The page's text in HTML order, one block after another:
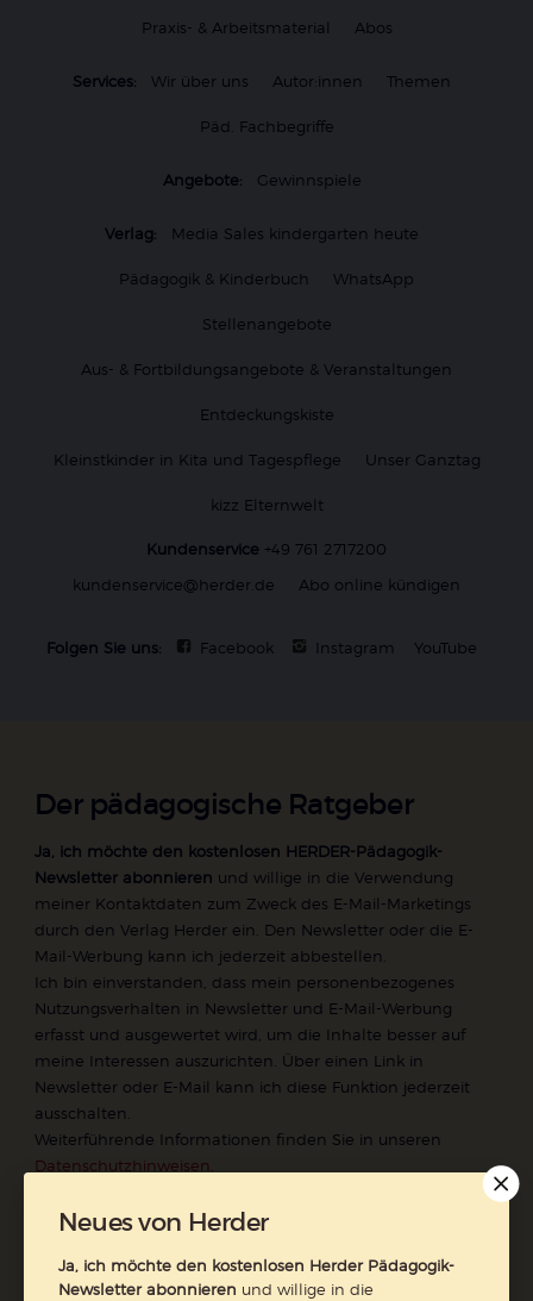
Praxis- & Arbeitsmaterial Abos
Services: Wir über uns Autor:innen Themen
Päd. Fachbegriffe
Angebote: Gewinnspiele
Verlag: Media Sales kindergarten heute
Pädagogik & Kinderbuch WhatsApp
Stellenangebote
Aus- & Fortbildungsangebote & Veranstaltungen
Entdeckungskiste
Kleinstkinder in Kita und Tagespflege Unser Ganztag
kizz Elternwelt
Kundenservice +49 761 2717200
kundenservice@herder.de
Abo online kündigen
Folgen Sie uns: Facebook Instagram YouTube
Der pädagogische Ratgeber
Ja, ich möchte den kostenlosen HERDER-Pädagogik-
Newsletter abonnieren und willige in die Verwendung
meiner Kontaktdaten zum Zweck des E-Mail-Marketings
durch den Verlag Herder ein. Den Newsletter oder die E-
Mail-Werbung kann ich jederzeit abbestellen.
Ich bin einverstanden, dass mein personenbezogenes
Nutzungsverhalten in Newsletter und E-Mail-Werbung
erfasst und ausgewertet wird, um die Inhalte besser auf
meine Interessen auszurichten. Über einen Link in
Newsletter oder E-Mail kann ich diese Funktion jederzeit
ausschalten.
Weiterführende Informationen finden Sie in unseren
Datenschutzhinweisen
E-MailNeues von Herder
Ja, ich möchte den kostenlosen Herder Pädagogik-
Newsletter abonnieren und willige in die